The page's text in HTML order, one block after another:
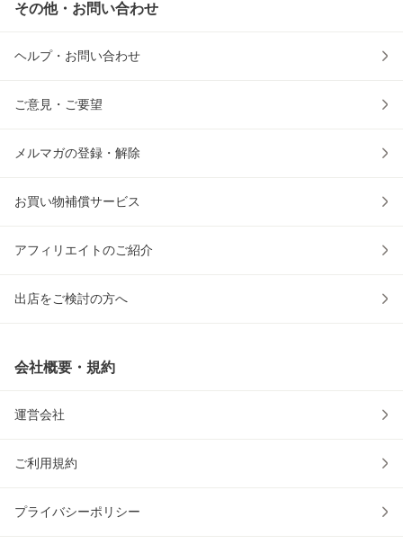
その他・お問い合わせ
ヘルプ・お問い合わせ
ご意見・ご要望
メルマガの登録・解除
お買い物補償サービス
アフィリエイトのご紹介
出店をご検討の方へ
会社概要・規約
運営会社
ご利用規約
プライバシーポリシー